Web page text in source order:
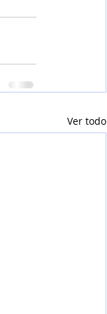
Ver todo